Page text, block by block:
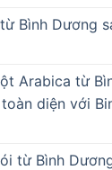
Bình Dương
Arabica từ
diện với
từ Bình